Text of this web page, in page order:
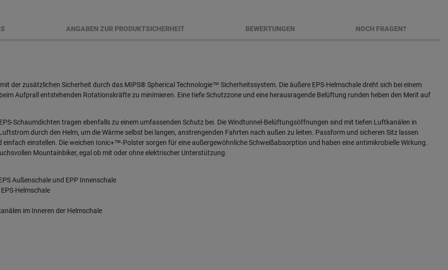
ANGABEN ZUR PRODUKTSICHERHEIT BEWERTUNGEN NOCH FRAGEN?
der zusätzlichen Sicherheit durch das MIPS® Spherical Technologie™ Sicherheitssystem. Die äußere EPS-Helmschale dreht sich bei einem
Aufprall entstehenden Rotationskräfte zu minimieren. Eine tiefe Schutzzone und eine herausragende Belüftung runden heben den Merit auf
Schaumdichten tragen ebenfalls zu einem umfassenden Schutz bei. Die Windtunnel-Belüftungsöffnungen sind mit tiefen Luftkanälen in
durch den Helm, um die Wärme selbst bei langen, anstrengenden Fahrten nach außen zu leiten. Passform und sicheren Sitz lassen
einstellen. Die weichen Ionic+™-Polster sorgen für eine außergewöhnliche Schweißabsorption und haben eine antimikrobielle Wirkung.
Mountainbiker, egal ob mit oder ohne elektrischer Unterstützung.
Außenschale und EPP Innenschale
Helmschale
im Inneren der Helmschale